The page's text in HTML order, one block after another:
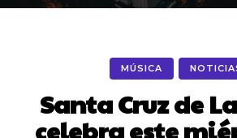
MÚSICA
Santa Cruz de
celebra este